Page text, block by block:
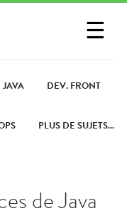
☰
JAVA DEV. FRONT
PLUS DE SUJETS...
de Java